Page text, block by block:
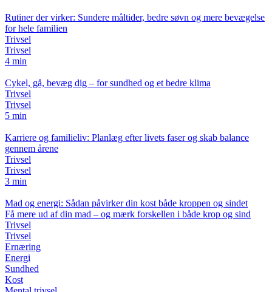
Rutiner der virker: Sundere måltider, bedre søvn og mere bevægelse
for hele familien
Trivsel
Trivsel
4 min
Cykel, gå, bevæg dig – for sundhed og et bedre klima
Trivsel
Trivsel
5 min
Karriere og familieliv: Planlæg efter livets faser og skab balance
gennem årene
Trivsel
Trivsel
3 min
Mad og energi: Sådan påvirker din kost både kroppen og sindet
Få mere ud af din mad – og mærk forskellen i både krop og sind
Trivsel
Trivsel
Ernæring
Energi
Sundhed
Kost